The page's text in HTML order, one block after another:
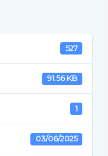
527
91.56 KB
1
03/06/2025